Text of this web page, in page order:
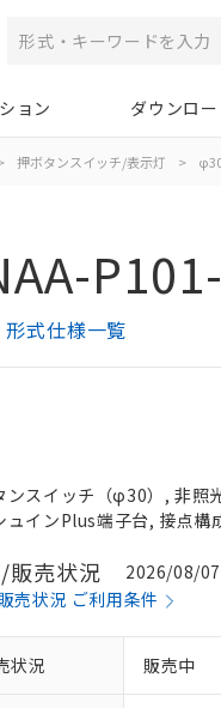
ョン ダウンロー
押ボタンスイッチ/表示灯 >
式仕様一覧
ンスイッチ（φ30）, 非照
ュインPlus端子台, 接点構
販売状況
2026/08/
売状況 ご利用条件
状況 販売中